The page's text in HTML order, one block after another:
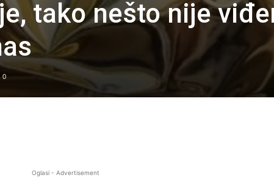
tako nešto nije
0
Oglasi - Advertisement